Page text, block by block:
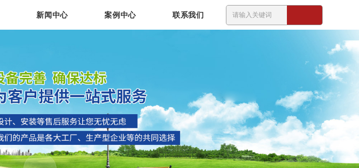
新闻中心 案例中心 联系我们